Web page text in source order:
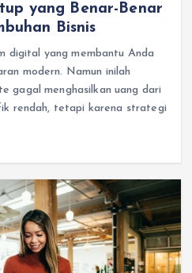
yang Benar-Benar
Bisnis
digital yang membantu Anda
modern. Namun inilah
gagal menghasilkan uang dari
rendah, tetapi karena strategi